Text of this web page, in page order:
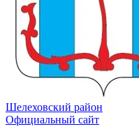
Шелеховский район
Официальный сайт